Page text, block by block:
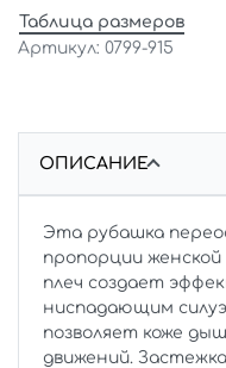
Таблица размеров
0799-915
ОПИСАНИЕ
Эта рубашка
пропорции
плеч создает
ниспадающим
позволяет коже
движений.